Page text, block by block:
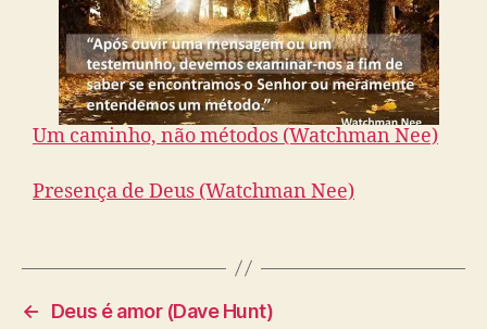
Um caminho, não métodos (Watchman Nee)
Presença de Deus (Watchman Nee)
←
Deus é amor (Dave Hunt)